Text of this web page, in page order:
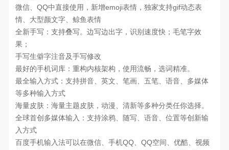
微信、QQ中直接使用，新增emoji表情，独家支持gif动态表
情、大型颜文字、鲸鱼表情
全新手写：支持叠写。边写边出字，识别速度快；毛笔字效
果；
手写生僻字注音及手写修改
最好的手机词库：重构内核架构，使用流畅，选词精准。
最全输入方式：支持拼音、英文、笔画、五笔、语音、多媒体
等多种输入方式
海量皮肤：海量主题皮肤，动漫、清新等多种分类任你选择。
全球首创多媒体输入：支持涂鸦、随写、语音、位置等创新输
入方式
百度手机输入法可以在微信、手机QQ、QQ空间、优酷、视频